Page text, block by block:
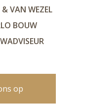
VAN WEZEL
BOUW
op